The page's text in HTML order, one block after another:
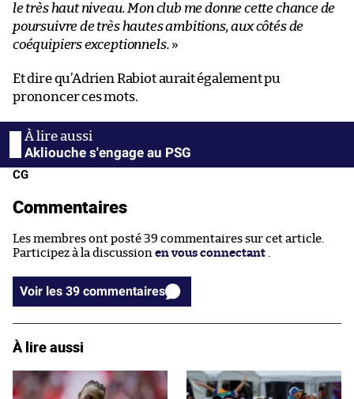
le très haut niveau. Mon club me donne cette chance de
poursuivre de très hautes ambitions, aux côtés de
coéquipiers exceptionnels. »
Et dire qu’Adrien Rabiot aurait également pu
prononcer ces mots.
Akliouche s'engage au PSG
CG
Commentaires
Les membres ont posté 39 commentaires sur cet article.
Participez à la discussion en vous connectant
Voir les 39 commentaires
À lire aussi